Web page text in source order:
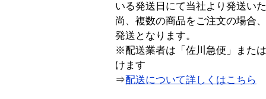
いる発送日にて当社より発送い
尚、複数の商品をご注文の場合
発送となります。
※配送業者は「佐川急便」また
けます
⇒配送について詳しくはこちら